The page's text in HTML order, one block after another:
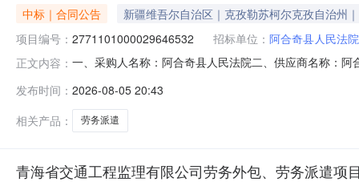
中标｜合同公告
新疆维吾尔自治区｜克孜勒苏柯尔克孜自治州
项目编号： 2771101000029646532 招标单位： 阿合奇县人民法院
正文内容： 一、采购人名称：阿合奇县人民法院二、供应商名称：
要求或标的基本概况：七、其它事项：详见附件中的合
发布时间： 2026-08-05 20:43
相关产品：
劳务派遣
青海省交通工程监理有限公司劳务外包、劳务派遣项